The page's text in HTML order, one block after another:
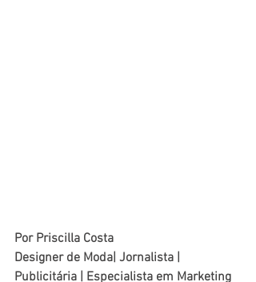
Por Priscilla Costa
Designer de Moda| Jornalista |
Publicitária | Especialista em Marketing